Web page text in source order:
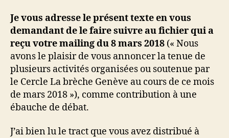
Je vous adresse le présent texte en vous
demandant de le faire suivre au fichier qui a
reçu votre mailing du 8 mars 2018 (« Nous
avons le plaisir de vous annoncer la tenue de
plusieurs activités organisées ou soutenue par
le Cercle La brèche Genève au cours de ce mois
de mars 2018 »), comme contribution à une
ébauche de débat.
J’ai bien lu le tract que vous avez distribué à